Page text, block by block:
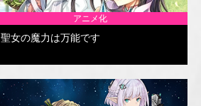
アニメ化
聖女の魔力は万能です